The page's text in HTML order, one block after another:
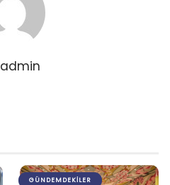
admin
GÜNDEMDEKILER